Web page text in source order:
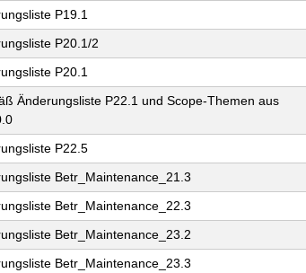
P19.1
P20.1/2
P20.1
Änderungsliste P22.1 und Scope-Themen aus
P22.5
Betr_Maintenance_21.3
Betr_Maintenance_22.3
Betr_Maintenance_23.2
Betr_Maintenance_23.3